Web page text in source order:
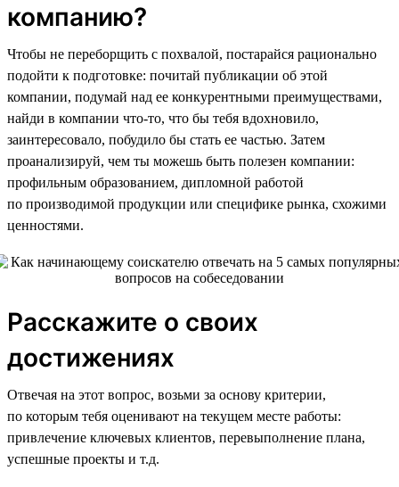
компанию?
Чтобы не переборщить с похвалой, постарайся рационально
подойти к подготовке: почитай публикации об этой
компании, подумай над ее конкурентными преимуществами,
найди в компании что-то, что бы тебя вдохновило,
заинтересовало, побудило бы стать ее частью. Затем
проанализируй, чем ты можешь быть полезен компании:
профильным образованием, дипломной работой
по производимой продукции или специфике рынка, схожими
ценностями.
Расскажите о своих
достижениях
Отвечая на этот вопрос, возьми за основу критерии,
по которым тебя оценивают на текущем месте работы:
привлечение ключевых клиентов, перевыполнение плана,
успешные проекты и т.д.